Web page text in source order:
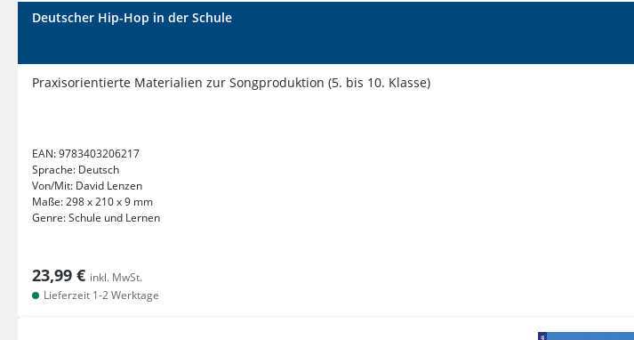
Deutscher Hip-Hop in der Schule
Praxisorientierte Materialien zur Songproduktion (5. bis 10. Klasse)
EAN:9783403206217
Sprache: Deutsch
Von/Mit: David Lenzen
Maße:298 x 210 x 9 mm
Genre:Schule und Lernen
23,99 € inkl. MwSt.
Lieferzeit 1-2 Werktage